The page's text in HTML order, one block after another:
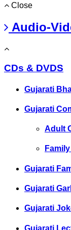
Close
Audio-
CDs & DVDS
Gujarati
Gujarati
Adult
Gujarati
Gujarati
Gujarati
Gujarati